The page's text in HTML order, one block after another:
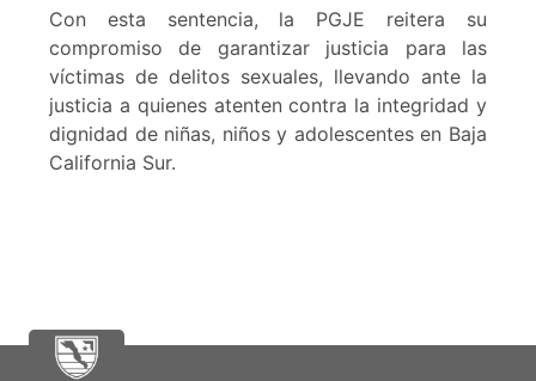
Con esta sentencia, la PGJE reitera su
compromiso de garantizar justicia para las
víctimas de delitos sexuales, llevando ante la
justicia a quienes atenten contra la integridad y
dignidad de niñas, niños y adolescentes en Baja
California Sur.